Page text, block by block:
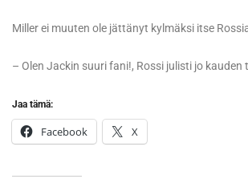
Miller ei muuten ole jättänyt kylmäksi itse
– Olen Jackin suuri fani!, Rossi julisti jo
Jaa tämä:
Facebook X